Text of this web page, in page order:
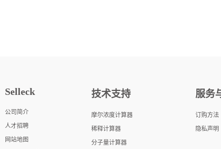
Selleck
公司简介
人才招聘
网站地图
技术支持
摩尔浓度计算器
稀释计算器
分子量计算器
服务
订购方法
隐私声明